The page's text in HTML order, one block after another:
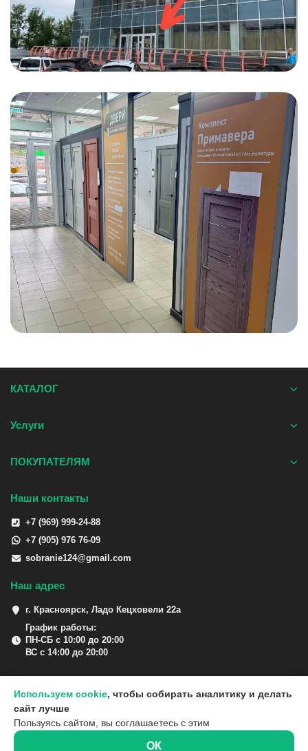
КАТАЛОГ
Услуги
ПОКУПАТЕЛЯМ
Наши контакты
+7 (969) 999-24-88
+7 (905) 976 76-09
sobranie124@gmail.com
Наш адрес
г. Красноярск, Ладо Кецховели 22а
График работы:
ПН-СБ с 10:00 до 20:00
ВС с 14:00 до 20:00
Используем cookie, чтобы собирать аналитику и делать
сайт лучше
Пользуясь сайтом, вы соглашаетесь с этим
ОК